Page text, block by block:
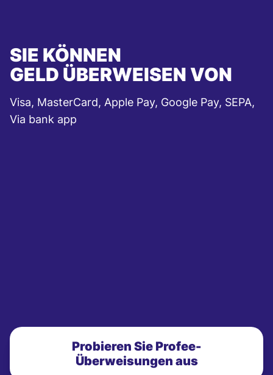
SIE KÖNNEN
GELD ÜBERWEISEN VON
Visa, MasterCard, Apple Pay, Google Pay, SEPA,
Via bank app
Probieren Sie Profee-
Überweisungen aus